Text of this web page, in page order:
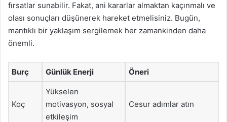
fırsatlar sunabilir. Fakat, ani kararlar almaktan kaçınmalı ve
olası sonuçları düşünerek hareket etmelisiniz. Bugün,
mantıklı bir yaklaşım sergilemek her zamankinden daha
önemli.
Burç Günlük Enerji Öneri
Koç
Yükselen
motivasyon, sosyal
etkileşim
Cesur adımlar atın